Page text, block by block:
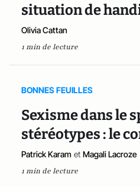
situation de
Olivia Cattan
1 min de lecture
BONNES FEUILLES
Sexisme dans le
stéréotypes : le
Patrick Karam et Magali Lacroze
1 min de lecture